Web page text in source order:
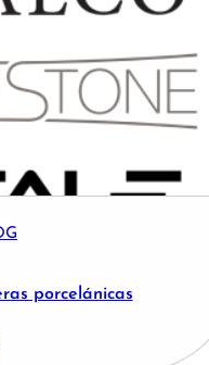
porcelánicas